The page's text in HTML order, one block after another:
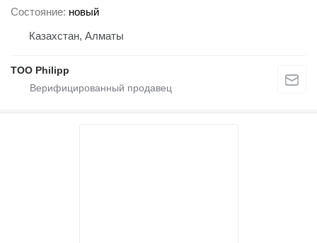
Состояние новый
Казахстан, Алматы
ТОО Philipp